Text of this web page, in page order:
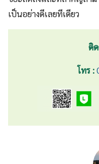
เป็นอย่างดีเลยทีเดียว
ติ
โทร :